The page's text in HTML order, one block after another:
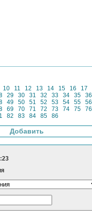
10 11 12 13 14 15 16 17
29 30 31 32 33 34 35 36
49 50 51 52 53 54 55 56
69 70 71 72 73 74 75 76
82 83 84 85 86
Добавить